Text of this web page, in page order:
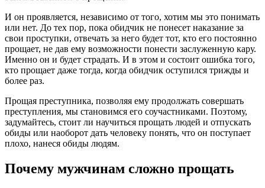
И он проявляется, независимо от того, хотим мы это понимать
или нет. До тех пор, пока обидчик не понесет наказание за
свои проступки, отвечать за него будет тот, кто его постоянно
прощает, не дав ему возможности понести заслуженную кару.
Именно он и будет страдать. И в этом и состоит ошибка того,
кто прощает даже тогда, когда обидчик оступился трижды и
более раз.
Прощая преступника, позволяя ему продолжать совершать
преступления, мы становимся его соучастниками. Поэтому,
задумайтесь, стоит ли научиться прощать людей и отпускать
обиды или наоборот дать человеку понять, что он поступает
плохо, нанеся обиды людям.
Почему мужчинам сложно прощать